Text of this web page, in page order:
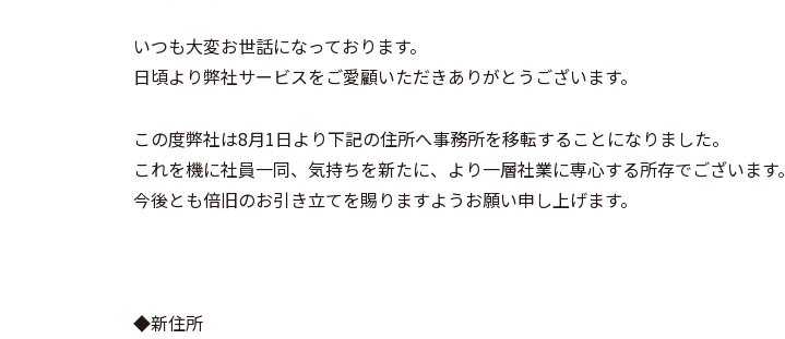
いつも大変お世話になっております。
日頃より弊社サービスをご愛顧いただきありがとうございます。
この度弊社は8月1日より下記の住所へ事務所を移転することになりました。
これを機に社員一同、気持ちを新たに、より一層社業に専心する所存でございます。
今後とも倍旧のお引き立てを賜りますようお願い申し上げます。
◆新住所